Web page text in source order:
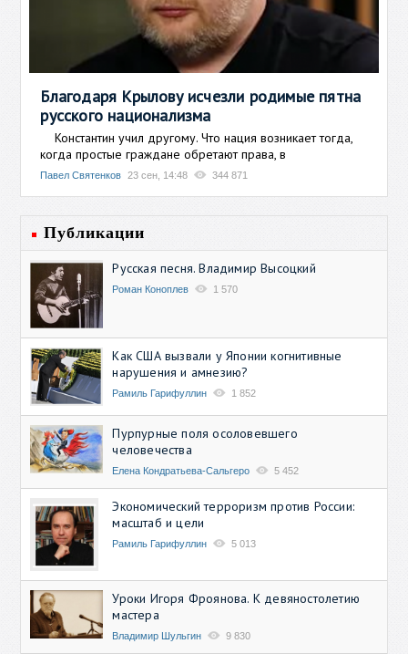
Благодаря Крылову исчезли родимые пятна
русского национализма
Константин учил другому. Что нация возникает тогда,
когда простые граждане обретают права, в
Павел Святенков 23 сен, 14:48 344 871
Публикации
Русская песня. Владимир Высоцкий
Роман Коноплев 1 570
Как США вызвали у Японии когнитивные
нарушения и амнезию?
Рамиль Гарифуллин 1 852
Пурпурные поля осоловевшего
человечества
Елена Кондратьева-Сальгеро 5 452
Экономический терроризм против России:
масштаб и цели
Рамиль Гарифуллин 5 013
Уроки Игоря Фроянова. К девяностолетию
мастера
Владимир Шульгин 9 830